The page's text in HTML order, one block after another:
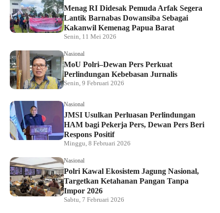
Menag RI Didesak Pemuda Arfak Segera
Lantik Barnabas Dowansiba Sebagai
Kakanwil Kemenag Papua Barat
Senin, 11 Mei 2026
Nasional
MoU Polri–Dewan Pers Perkuat
Perlindungan Kebebasan Jurnalis
Senin, 9 Februari 2026
Nasional
JMSI Usulkan Perluasan Perlindungan
HAM bagi Pekerja Pers, Dewan Pers Beri
Respons Positif
Minggu, 8 Februari 2026
Nasional
Polri Kawal Ekosistem Jagung Nasional,
Targetkan Ketahanan Pangan Tanpa
Impor 2026
Sabtu, 7 Februari 2026